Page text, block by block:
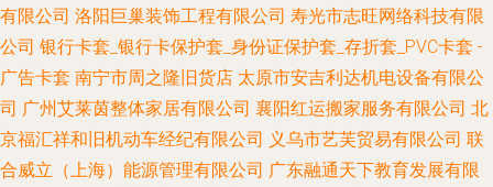
有限公司 洛阳巨巢装饰工程有限公司 寿光市志旺网络科技有限
公司 银行卡套_银行卡保护套_身份证保护套_存折套_PVC卡套 -
广告卡套 南宁市周之隆旧货店 太原市安吉利达机电设备有限公
司 广州艾莱茵整体家居有限公司 襄阳红运搬家服务有限公司 北
京福汇祥和旧机动车经纪有限公司 义乌市艺芙贸易有限公司 联
合威立（上海）能源管理有限公司 广东融通天下教育发展有限